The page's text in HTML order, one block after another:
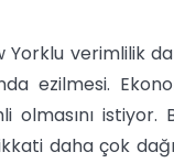
Yorklu verimlilik
ezilmesi.
olmasını
daha çok